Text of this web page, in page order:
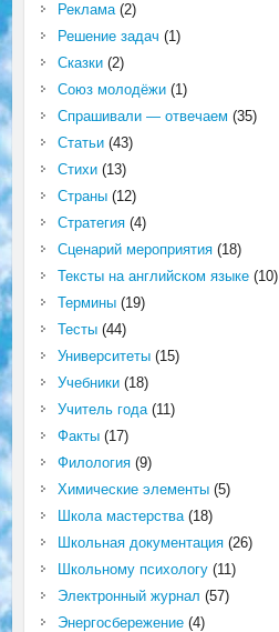
Реклама(2)
Решение задач (1)
Сказки(2)
Союз молодёжи(1)
Спрашивали — отвечаем (35)
Статьи(43)
Стихи(13)
Страны(12)
Стратегия(4)
Сценарий мероприятия(18)
Тексты на английском языке(10)
Термины(19)
Тесты(44)
Университеты(15)
Учебники(18)
Учитель года(11)
Факты(17)
Филология(9)
Химические элементы(5)
Школа мастерства(18)
Школьная документация(26)
Школьному психологу(11)
Электронный журнал (57)
Энергосбережение(4)